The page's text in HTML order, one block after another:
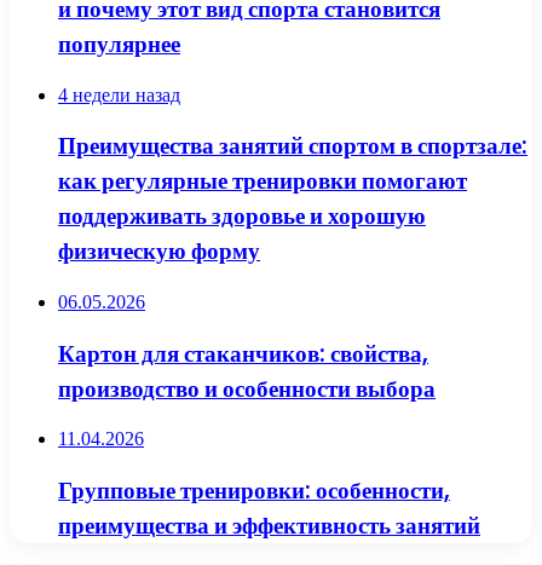
и почему этот вид спорта становится
популярнее
4 недели назад
Преимущества занятий спортом в спортзале:
как регулярные тренировки помогают
поддерживать здоровье и хорошую
физическую форму
06.05.2026
Картон для стаканчиков: свойства,
производство и особенности выбора
11.04.2026
Групповые тренировки: особенности,
преимущества и эффективность занятий